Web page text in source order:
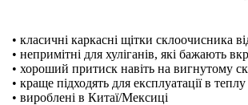
• класичні каркасні щітки склоочисника
• непримітні для хуліганів, які бажають
• хороший притиск навіть на вигнутому
• краще підходять для експлуатації в
• вироблені в Китаї/Мексиці